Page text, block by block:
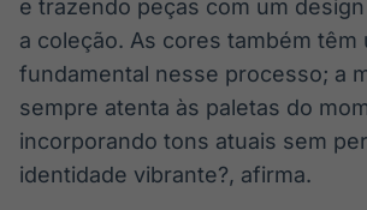
e trazendo peças com um
a coleção. As cores também têm
fundamental nesse processo; a
sempre atenta às paletas do
incorporando tons atuais sem
identidade vibrante?, afirma.